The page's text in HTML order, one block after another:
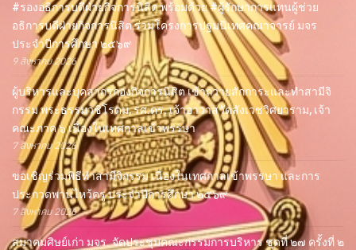
#รองอธิการบดีฝ่ายกิจการนิสิต พร้อมด้วย #ผู้รักษาการแทนผู้ช่วย
อธิการบดีฝ่ายกิจการนิสิต ร่วมโครงการปฐมนิเทศคณาจารย์ มจร
ประจำปีการศึกษา ๒๕๖๙
9 สิงหาคม 2026
ผู้บริหารและบุคลากรกองกิจการนิสิต เข้าถวายสักการะและทำสามีจิ
กรรม พระธรรมวชิโรดม, รศ.ดร. เจ้าอาวาสวัดสังเวชวิศยาราม, เจ้า
คณะภาค ๖ เนื่องในเทศกาลเข้าพรรษา
7 สิงหาคม 2026
ขอเชิญร่วมพิธีทำสามีจิกรรม เนื่องในเทศกาลเข้าพรรษา และการ
ประกวดพานไหว้ครู ประจำปีการศึกษา ๒๕๖๙
7 สิงหาคม 2026
สมาคมศิษย์เก่า มจร. จัดประชุมคณะกรรมการบริหาร ชุดที่ ๒๗ ครั้งที่ ๒